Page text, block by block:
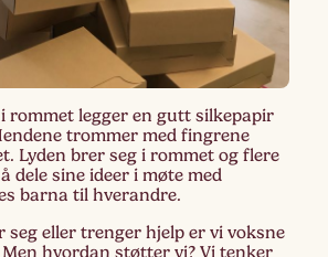
rommet legger en gutt silkepapir
trommer med fingrene
Lyden brer seg i rommet og flere
dele sine ideer i møte med
barna til hverandre.
seg eller trenger hjelp er vi voksne
hvordan støtter vi? Vi tenker